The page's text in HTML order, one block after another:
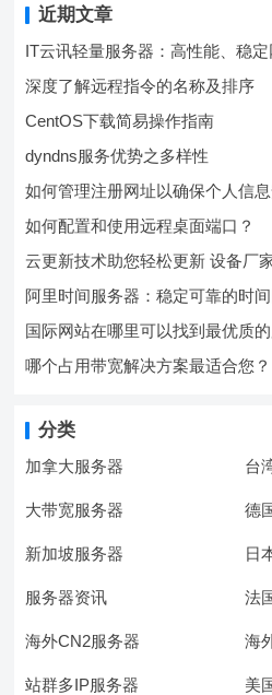
近期文章
IT云讯轻量服务器：高性能、稳
深度了解远程指令的名称及排序
CentOS下载简易操作指南
dyndns服务优势之多样性
如何管理注册网址以确保个人信息
如何配置和使用远程桌面端口？
云更新技术助您轻松更新 设备厂
阿里时间服务器：稳定可靠的时
国际网站在哪里可以找到最优质的
哪个占用带宽解决方案最适合您？
分类
加拿大服务器 台
大带宽服务器 德
新加坡服务器 日
服务器资讯 法
海外CN2服务器 海
站群多IP服务器 美